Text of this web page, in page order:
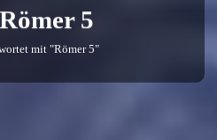
Römer 5
mit "Römer 5"